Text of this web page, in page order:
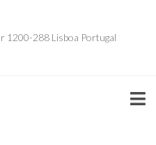
1200-288 Lisboa Portugal